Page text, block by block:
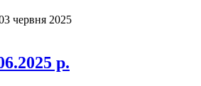
червня 2025
р.